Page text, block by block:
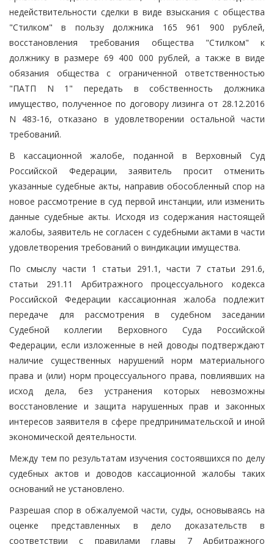
недействительности сделки в виде взыскания с общества
"Стилком" в пользу должника 165 961 900 рублей,
восстановления требования общества "Стилком" к
должнику в размере 69 400 000 рублей, а также в виде
обязания общества с ограниченной ответственностью
"ПАТП N 1" передать в собственность должника
имущество, полученное по договору лизинга от 28.12.2016
N 483-16, отказано в удовлетворении остальной части
требований.
В кассационной жалобе, поданной в Верховный Суд
Российской Федерации, заявитель просит отменить
указанные судебные акты, направив обособленный спор на
новое рассмотрение в суд первой инстанции, или изменить
данные судебные акты. Исходя из содержания настоящей
жалобы, заявитель не согласен с судебными актами в части
удовлетворения требований о виндикации имущества.
По смыслу части 1 статьи 291.1, части 7 статьи 291.6,
статьи 291.11 Арбитражного процессуального кодекса
Российской Федерации кассационная жалоба подлежит
передаче для рассмотрения в судебном заседании
Судебной коллегии Верховного Суда Российской
Федерации, если изложенные в ней доводы подтверждают
наличие существенных нарушений норм материального
права и (или) норм процессуального права, повлиявших на
исход дела, без устранения которых невозможны
восстановление и защита нарушенных прав и законных
интересов заявителя в сфере предпринимательской и иной
экономической деятельности.
Между тем по результатам изучения состоявшихся по делу
судебных актов и доводов кассационной жалобы таких
оснований не установлено.
Разрешая спор в обжалуемой части, суды, основываясь на
оценке представленных в дело доказательств в
соответствии с правилами главы 7 Арбитражного